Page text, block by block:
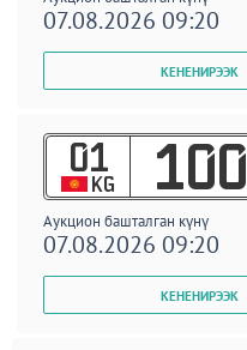
07.08.2026 09:20
01
KG 100
Аукцион башталган күнү
07.08.2026 09:20